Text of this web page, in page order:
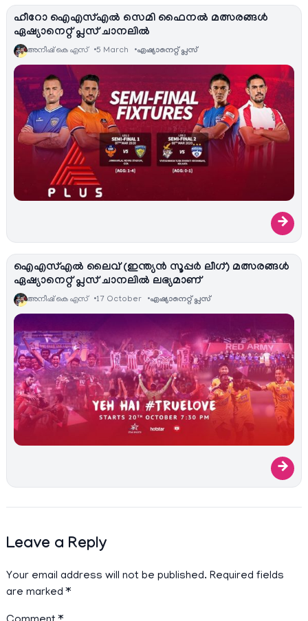
ഹീറോ ഐഎസ്എല്‍ സെമി ഫൈനല്‍ മത്സരങ്ങള്‍
ഏഷ്യാനെറ്റ്‌ പ്ലസ് ചാനലില്‍
അനീഷ്‌ കെ എസ് 5 March ഏഷ്യാനെറ്റ്‌ പ്ലസ്
→
ഐഎസ്എൽ ലൈവ് (ഇന്ത്യൻ സൂപ്പർ ലീഗ്) മത്സരങ്ങള്‍
ഏഷ്യാനെറ്റ്‌ പ്ലസ് ചാനലില്‍ ലഭ്യമാണ്
അനീഷ്‌ കെ എസ് 17 October ഏഷ്യാനെറ്റ്‌ പ്ലസ്
→
Leave a Reply
Your email address will not be published. Required fields
are marked*